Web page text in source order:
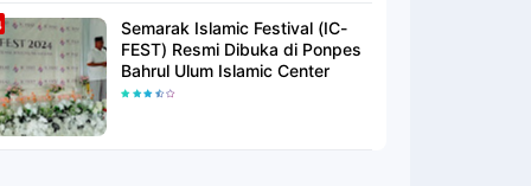
Semarak Islamic Festival (IC-
FEST) Resmi Dibuka di Ponpes
Bahrul Ulum Islamic Center